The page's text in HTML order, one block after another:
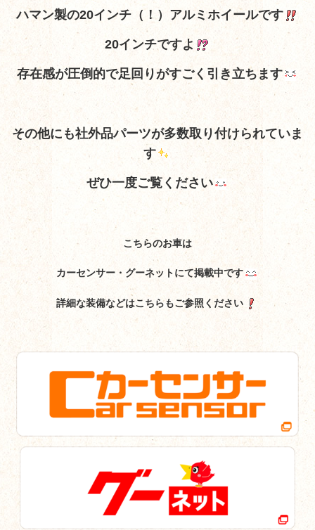
ハマン製の20インチ（！）アルミホイールです
20インチですよ
存在感が圧倒的で足回りがすごく引き立ちます
その他にも社外品パーツが多数取り付けられていま
す
ぜひ一度ご覧ください
こちらのお車は
カーセンサー・グーネットにて掲載中です
詳細な装備などはこちらもご参照ください